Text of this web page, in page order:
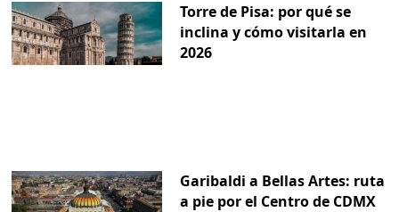
Torre de Pisa: por qué se
inclina y cómo visitarla en
2026
Garibaldi a Bellas Artes: ruta
a pie por el Centro de CDMX